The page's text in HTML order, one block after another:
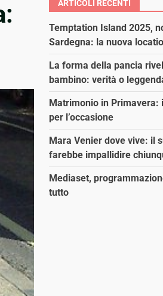
ARTICOLI RECENTI
Temptation Island 2025,
Sardegna: la nuova
La forma della pancia
bambino: verità o
Matrimonio in
per l’occasione
Mara Venier dove vive: il
farebbe impallidire
Mediaset,
tutto